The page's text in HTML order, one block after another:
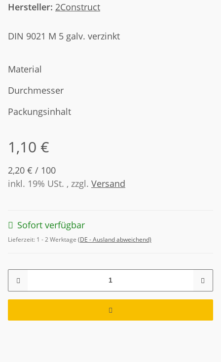
Hersteller: 2Construct
DIN 9021 M 5 galv. verzinkt
Material
Durchmesser
Packungsinhalt
1,10 €
2,20 € / 100
inkl. 19% USt. , zzgl. Versand
Sofort verfügbar
Lieferzeit: 1 - 2 Werktage (DE - Ausland abweichend)